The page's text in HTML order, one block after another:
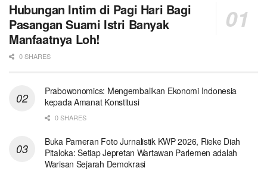
Hubungan Intim di Pagi Hari Bagi
Pasangan Suami Istri Banyak
Manfaatnya Loh!
0 SHARES
Prabowonomics: Mengembalikan Ekonomi Indonesia
kepada Amanat Konstitusi
0 SHARES
Buka Pameran Foto Jurnalistik KWP 2026, Rieke Diah
Pitaloka: Setiap Jepretan Wartawan Parlemen adalah
Warisan Sejarah Demokrasi